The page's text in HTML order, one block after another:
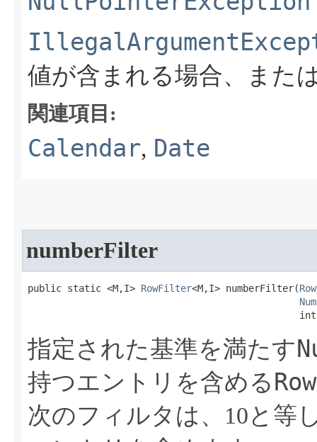
値が含まれる場合、また
関連項目:
Calendar, Date
numberFilter
public static <M,I> RowFilter<M,I> numberFilter​(
指定された基準を満たす
持つエントリを含める
次のフィルタは、10と等